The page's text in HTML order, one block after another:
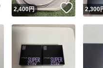
いいね！
2,400円 いいね
2,300